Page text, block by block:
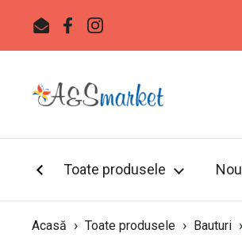
EmailFacebookInstagram
Toate produsele
Acasă › Toate produsele › Bauturi ›